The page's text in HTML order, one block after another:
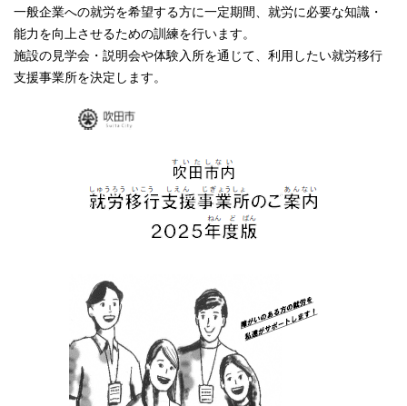
一般企業への就労を希望する方に一定期間、就労に必要な知識・
能力を向上させるための訓練を行います。
施設の見学会・説明会や体験入所を通じて、利用したい就労移行
支援事業所を決定します。